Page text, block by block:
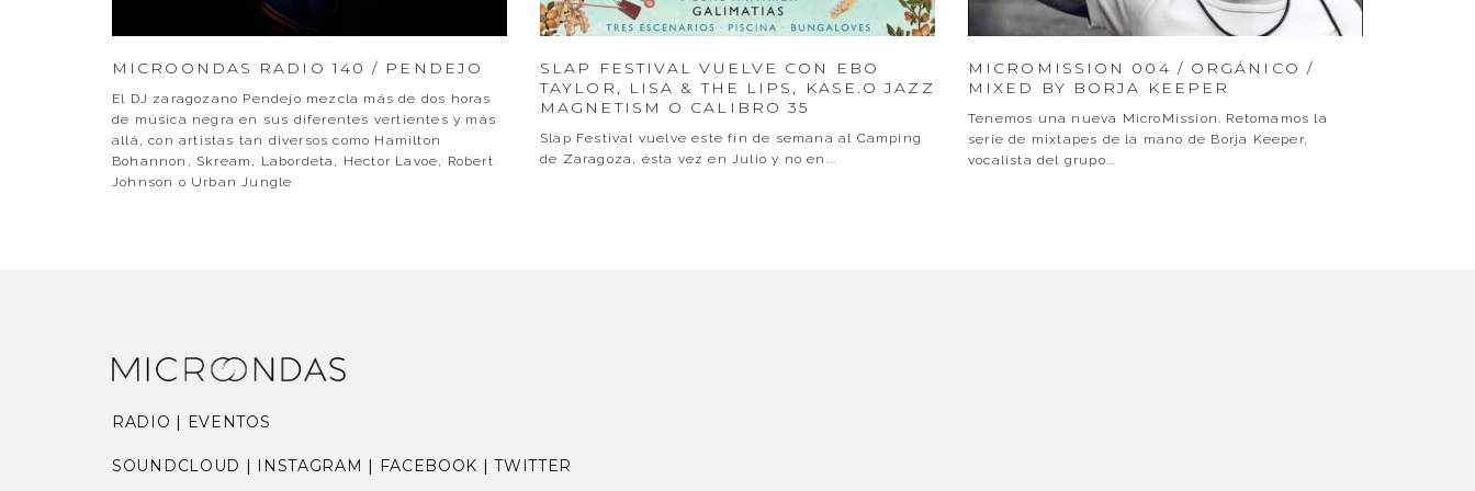
MICROONDAS RADIO 140 / PENDEJO
El DJ zaragozano Pendejo mezcla más de dos horas
de música negra en sus diferentes vertientes y más
allá, con artistas tan diversos como Hamilton
Bohannon, Skream, Labordeta, Hector Lavoe, Robert
Johnson o Urban Jungle
SLAP FESTIVAL VUELVE CON EBO
TAYLOR, LISA & THE LIPS, KASE.O JAZZ
MAGNETISM O CALIBRO 35
Slap Festival vuelve este fin de semana al Camping
de Zaragoza, ésta vez en Julio y no en ...
MICROMISSION 004 / ORGÁNICO /
MIXED BY BORJA KEEPER
Tenemos una nueva MicroMission. Retomamos la
serie de mixtapes de la mano de Borja Keeper,
vocalista del grupo...
RADIO | EVENTOS
SOUNDCLOUD | INSTAGRAM | FACEBOOK |TWITTER